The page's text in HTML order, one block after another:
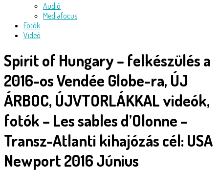
Audió
Mediafocus
Fotók
Videó
Spirit of Hungary – felkészülés a
2016-os Vendée Globe-ra, ÚJ
ÁRBOC, ÚJVTORLÁKKAL videók,
fotók – Les sables d’Olonne –
Transz-Atlanti kihajózás cél: USA
Newport 2016 Június